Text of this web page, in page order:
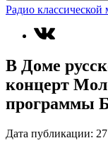
Радио
В Доме
концерт
программы
Дата публикации: